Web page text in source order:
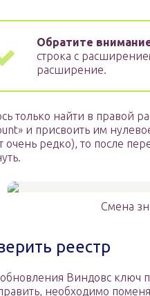
Обратите
строка с
расширение.
только найти в правой
и присвоить им
очень редко), то после
Смена
реестр
Виндовс ключ
необходимо